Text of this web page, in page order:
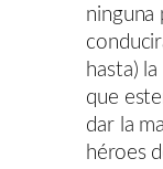
ninguna
hasta)
que
dar la
héroes